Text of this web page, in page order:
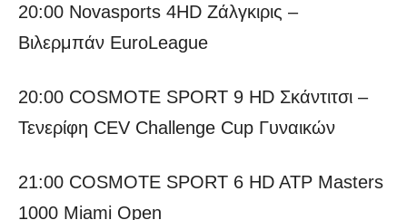
20:00 Novasports 4HD Ζάλγκιρις –
Βιλερμπάν EuroLeague
20:00 COSMOTE SPORT 9 HD Σκάντιτσι –
Τενερίφη CEV Challenge Cup Γυναικών
21:00 COSMOTE SPORT 6 HD ATP Masters
1000 Miami Open